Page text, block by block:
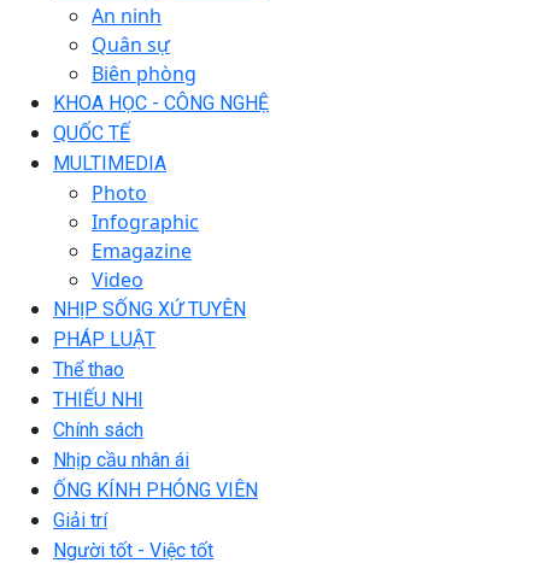
An ninh
Quân sự
Biên phòng
KHOA HỌC - CÔNG NGHỆ
QUỐC TẾ
MULTIMEDIA
Photo
Infographic
Emagazine
Video
NHỊP SỐNG XỨ TUYÊN
PHÁP LUẬT
Thể thao
THIẾU NHI
Chính sách
Nhịp cầu nhân ái
ỐNG KÍNH PHÓNG VIÊN
Giải trí
Người tốt - Việc tốt